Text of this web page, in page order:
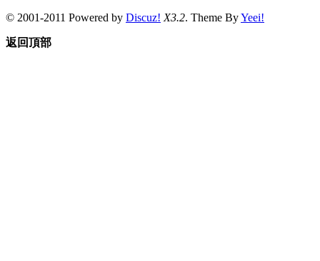
© 2001-2011 Powered by Discuz! X3.2. Theme ByYeei!
返回頂部